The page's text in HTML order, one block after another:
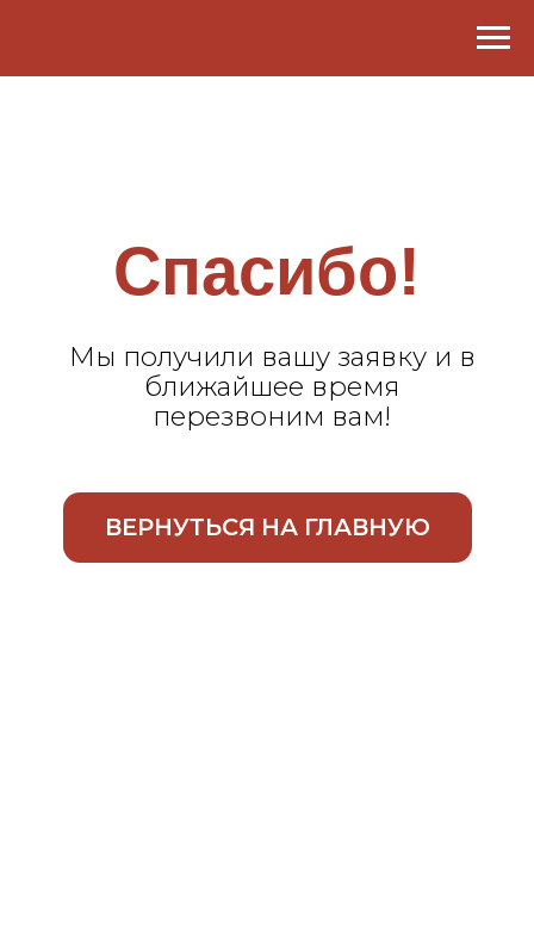
Мы получили вашу заявку и в
ближайшее время
перезвоним вам!
ВЕРНУТЬСЯ НА ГЛАВНУЮ